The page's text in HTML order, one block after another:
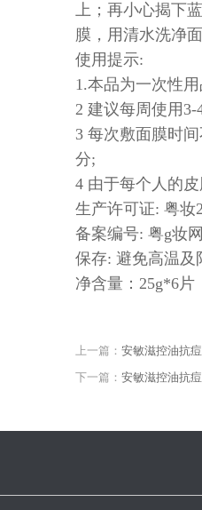
上；再小心揭下
膜，用清水洗净
使用提示:
1.本品为一次性
2 建议每周使用
3 每次敷面膜时
分;
4 由于每个人的
生产许可证: 粤妆
备案编号: 粤g妆
保存: 避免高温及
净含量：25g*6片
上一篇： 安敏滋控油抗
下一篇： 安敏滋控油抗